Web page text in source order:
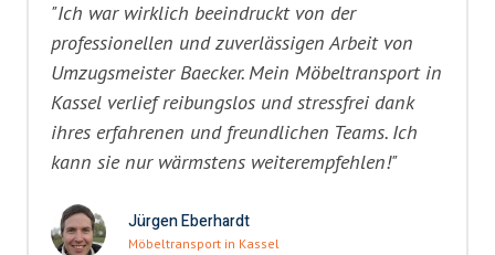
"Ich war wirklich beeindruckt von der
professionellen und zuverlässigen Arbeit von
Umzugsmeister Baecker. Mein Möbeltransport in
Kassel verlief reibungslos und stressfrei dank
ihres erfahrenen und freundlichen Teams. Ich
kann sie nur wärmstens weiterempfehlen!"
Jürgen Eberhardt
Möbeltransport in Kassel